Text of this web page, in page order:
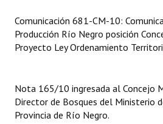
Proyectos Presentados
Dictámenes Asesoría Letrada
Informes de Unidad Coordinadora
Comunicación 681-CM-10:
Producción Río Negro posición
Proyecto Ley Ordenamiento
Nota 165/10 ingresada al Concejo
Director de Bosques del Ministerio
Provincia de Río Negro.